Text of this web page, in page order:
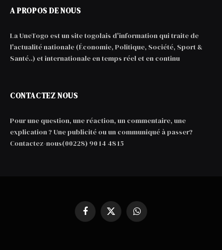
A PROPOS DE NOUS
La UneTogo est un site togolais d'information qui traite de
l'actualité nationale (Économie, Politique, Société, Sport &
Santé..) et internationale en temps réel et en continu
CONTACTEZ NOUS
Pour une question, une réaction, un commentaire, une
explication ? Une publicité ou un communiqué à passer?
Contactez-nous(00228) 90 14 48 15
Facebook
X
WhatsApp